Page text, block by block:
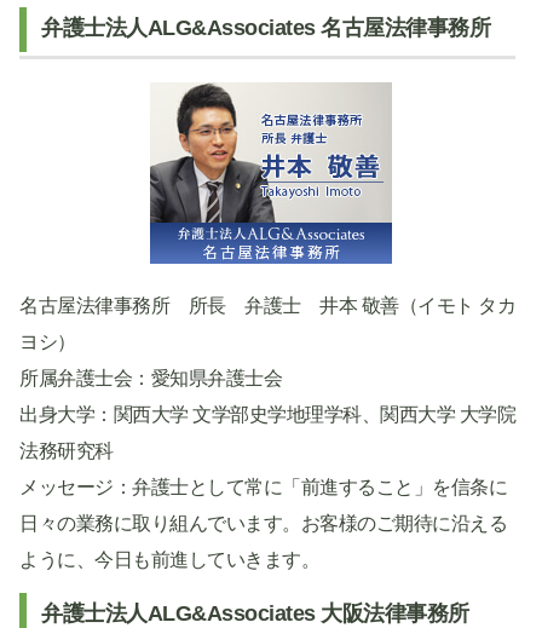
弁護士法人ALG&Associates 名古屋法律事務所
名古屋法律事務所 所長 弁護士 井本 敬善（イモト タカ
ヨシ）
所属弁護士会：愛知県弁護士会
出身大学：関西大学 文学部史学地理学科、関西大学 大学院
法務研究科
メッセージ：弁護士として常に「前進すること」を信条に
日々の業務に取り組んでいます。お客様のご期待に沿える
ように、今日も前進していきます。
弁護士法人ALG&Associates 大阪法律事務所